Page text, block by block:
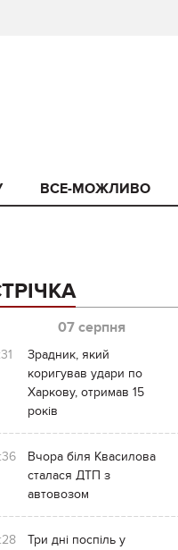
ВСЕ-МОЖЛИВО
07 серпня
Зрадник, який
коригував удари по
Харкову, отримав 15
років
Вчора біля Квасилова
сталася ДТП з
автовозом
Три дні поспіль у